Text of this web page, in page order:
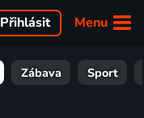
Menu
Přihlásit
Zábava Sport